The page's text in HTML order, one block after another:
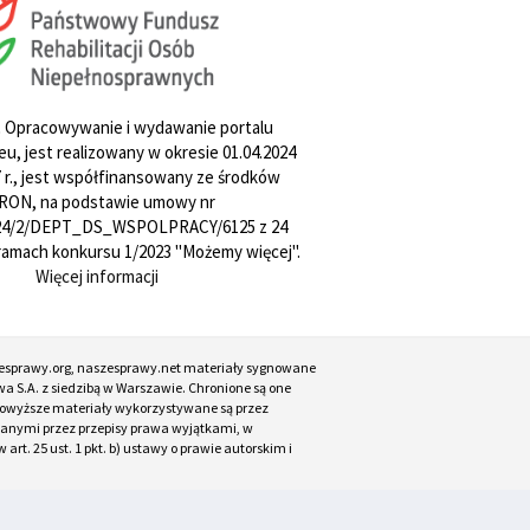
i wydawanie portalu
jest realizowany w okresie 01.04.2024
r., jest współfinansowany ze środków
na podstawie umowy nr
2/DEPT_DS_WSPOLPRACY/6125 z 24
konkursu 1/2023 "Możemy więcej".
Więcej informacji
naszesprawy.net materiały sygnowane
S.A. z siedzibą w Warszawie. Chronione są one
materiały wykorzystywane są przez
przez przepisy prawa wyjątkami, w
25 ust. 1 pkt. b) ustawy o prawie autorskim i